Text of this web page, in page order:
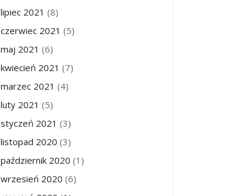
lipiec 2021 (8)
czerwiec 2021 (5)
maj 2021 (6)
kwiecień 2021 (7)
marzec 2021 (4)
luty 2021 (5)
styczeń 2021 (3)
listopad 2020 (3)
październik 2020 (1)
wrzesień 2020 (6)